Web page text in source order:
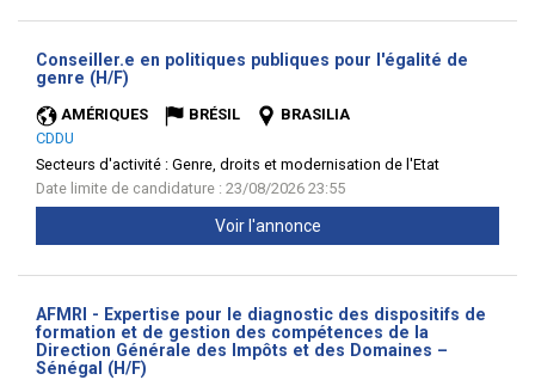
Conseiller.e en politiques publiques pour l'égalité de
genre (H/F)
AMÉRIQUES BRÉSIL
BRASILIA
CDDU
Secteurs d'activité : Genre, droits et modernisation de l'Etat
Date limite de candidature : 23/08/2026 23:55
Voir l'annonce
AFMRI - Expertise pour le diagnostic des dispositifs de
formation et de gestion des compétences de la
Direction Générale des Impôts et des Domaines –
Sénégal (H/F)